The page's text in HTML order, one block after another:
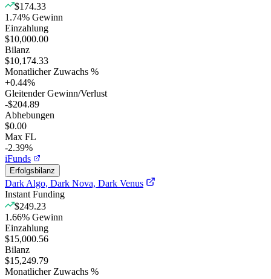
$174.33
1.74% Gewinn
Einzahlung
$10,000.00
Bilanz
$10,174.33
Monatlicher Zuwachs %
+0.44%
Gleitender Gewinn/Verlust
-$204.89
Abhebungen
$0.00
Max FL
-2.39%
iFunds
Erfolgsbilanz
Dark Algo, Dark Nova, Dark Venus
Instant Funding
$249.23
1.66% Gewinn
Einzahlung
$15,000.56
Bilanz
$15,249.79
Monatlicher Zuwachs %